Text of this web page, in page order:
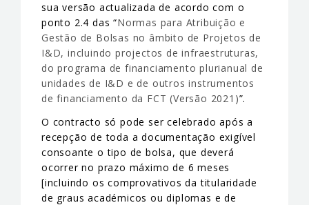
sua versão actualizada de acordo com o
ponto 2.4 das “Normas para Atribuição e
Gestão de Bolsas no âmbito de Projetos de
I&D, incluindo projectos de infraestruturas,
do programa de financiamento plurianual de
unidades de I&D e de outros instrumentos
de financiamento da FCT (Versão 2021)”.
O contracto só pode ser celebrado após a
recepção de toda a documentação exigível
consoante o tipo de bolsa, que deverá
ocorrer no prazo máximo de 6 meses
[incluindo os comprovativos da titularidade
de graus académicos ou diplomas e de